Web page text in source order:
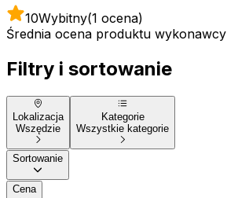
10Wybitny(1 ocena)
Średnia ocena produktu wykonawcy
Filtry i sortowanie
Lokalizacja
Wszędzie
Kategorie
Wszystkie kategorie
Sortowanie
Cena